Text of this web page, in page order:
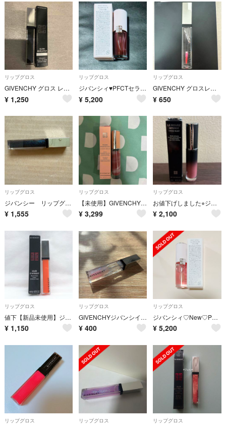
リップグロス
GIVENCHY グロス レヴェラトゥール ノワール
¥ 1,250
リップグロス
ジバンシィ♥︎PFCTセラムリップオイル 10 ガーネットベリー♥︎
¥ 5,200
リップグロス
GIVENCHY グロスレヴェラトゥール パーフェクトピンク
¥ 650
リップグロス
ジバンシー リップグロス ブラックラメ
¥ 1,555
リップグロス
【未使用】GIVENCHYローズ・パーフェクト・リキッド 210
¥ 3,299
リップグロス
お値下げしました⭐︎ジバンシイ ルージュ・アンテルディ・クリーム・ベルベット 10
¥ 2,100
リップグロス
値下【新品未使用】ジバンシイ リップグロス ジェリー・アンテルディ 6ml
¥ 1,150
リップグロス
GIVENCHYジバンシイ グロス・レヴェラトゥール スパークリング・スター
¥ 400
リップグロス
ジバンシィ♡New♡PFCTセラムリップオイル 00♡
¥ 5,200
リップグロス リップグロス リップグロス